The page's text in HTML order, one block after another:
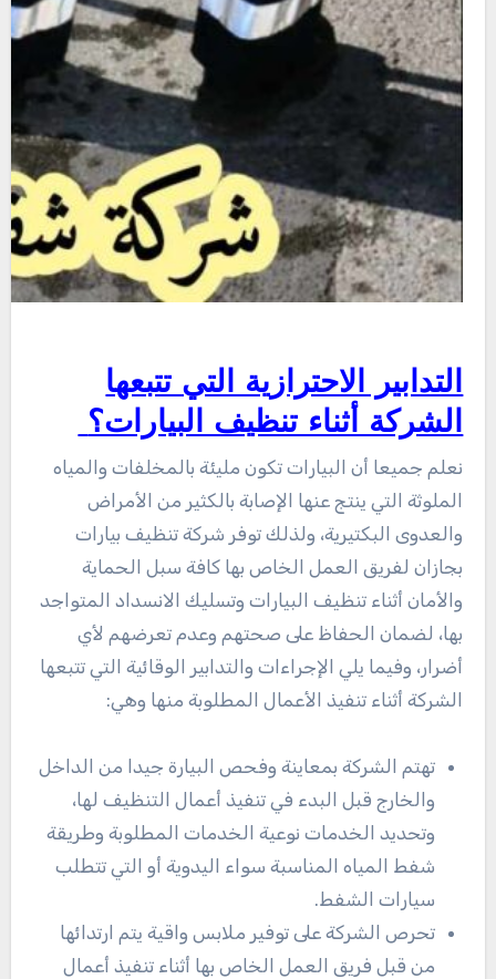
التدابير الاحترازية التي تتبعها
الشركة أثناء تنظيف البيارات؟
نعلم جميعا أن البيارات تكون مليئة بالمخلفات والمياه
الملوثة التي ينتج عنها الإصابة بالكثير من الأمراض
والعدوى البكتيرية، ولذلك توفر شركة تنظيف بيارات
بجازان لفريق العمل الخاص بها كافة سبل الحماية
والأمان أثناء تنظيف البيارات وتسليك الانسداد المتواجد
بها، لضمان الحفاظ على صحتهم وعدم تعرضهم لأي
أضرار، وفيما يلي الإجراءات والتدابير الوقائية التي تتبعها
الشركة أثناء تنفيذ الأعمال المطلوبة منها وهي:
تهتم الشركة بمعاينة وفحص البيارة جيدا من الداخل
والخارج قبل البدء في تنفيذ أعمال التنظيف لها،
وتحديد الخدمات نوعية الخدمات المطلوبة وطريقة
شفط المياه المناسبة سواء اليدوية أو التي تتطلب
سيارات الشفط.
تحرص الشركة على توفير ملابس واقية يتم ارتدائها
من قبل فريق العمل الخاص بها أثناء تنفيذ أعمال